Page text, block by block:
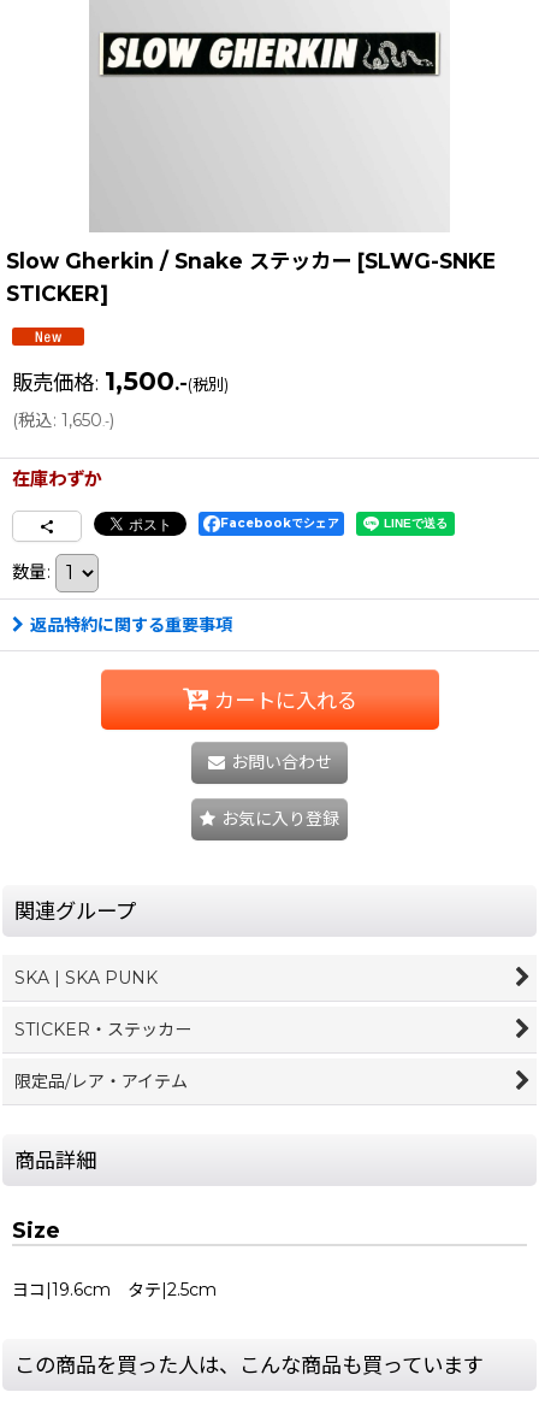
Slow Gherkin / Snake ステッカー [SLWG-SNKE
STICKER]
販売価格: 1,500.-(税別)
(税込: 1,650.-)
在庫わずか
Facebookでシェア
数量:
返品特約に関する重要事項
カートに入れる
お問い合わせ
お気に入り登録
関連グループ
SKA | SKA PUNK
STICKER・ステッカー
限定品/レア・アイテム
商品詳細
Size
ヨコ|19.6cm タテ|2.5cm
この商品を買った人は、こんな商品も買っています